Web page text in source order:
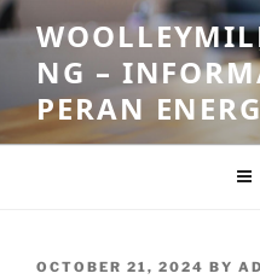
Skip
to
contentNG –
PERAN
POSTED
OCTOBER 21, 2024 BY